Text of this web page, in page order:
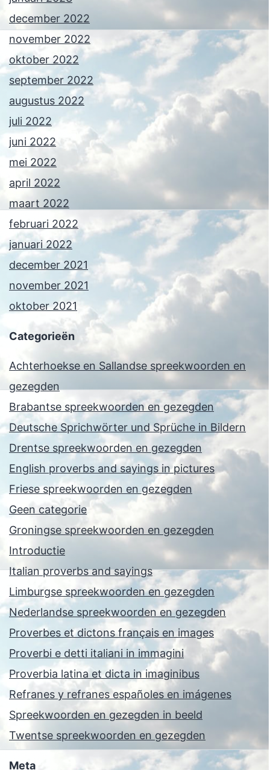
december 2022
november 2022
oktober 2022
september 2022
augustus 2022
juli 2022
juni 2022
mei 2022
april 2022
maart 2022
februari 2022
januari 2022
december 2021
november 2021
oktober 2021
Categorieën
Achterhoekse en Sallandse spreekwoorden en
gezegden
Brabantse spreekwoorden en gezegden
Deutsche Sprichwörter und Sprüche in Bildern
Drentse spreekwoorden en gezegden
English proverbs and sayings in pictures
Friese spreekwoorden en gezegden
Geen categorie
Groningse spreekwoorden en gezegden
Introductie
Italian proverbs and sayings
Limburgse spreekwoorden en gezegden
Nederlandse spreekwoorden en gezegden
Proverbes et dictons français en images
Proverbi e detti italiani in immagini
Proverbia latina et dicta in imaginibus
Refranes y refranes españoles en imágenes
Spreekwoorden en gezegden in beeld
Twentse spreekwoorden en gezegden
Meta